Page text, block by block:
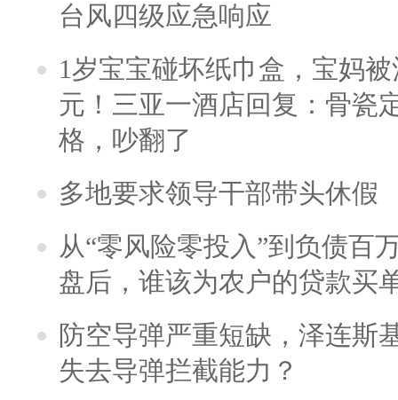
台风四级应急响应
1岁宝宝碰坏纸巾盒，宝妈
元！三亚一酒店回复：骨瓷
格，吵翻了
多地要求领导干部带头休假
从“零风险零投入”到负债百
盘后，谁该为农户的贷款买
防空导弹严重短缺，泽连斯
失去导弹拦截能力？